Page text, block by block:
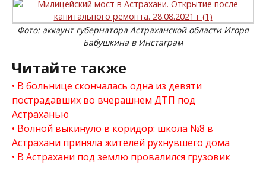
Фото: аккаунт губернатора Астраханской области Игоря
Бабушкина в Инстаграм
Читайте также
В больнице скончалась одна из девяти
пострадавших во вчерашнем ДТП под
Астраханью
Волной выкинуло в коридор: школа №8 в
Астрахани приняла жителей рухнувшего дома
В Астрахани под землю провалился грузовик